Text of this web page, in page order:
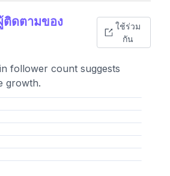
ติดตามของ
ใช้ร่วม
กัน
follower count suggests
growth.